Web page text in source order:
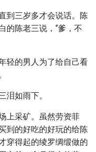
到三岁多才会说话。陈
的陈老三说，“爹，不
轻的男人为了给自己看
泪如雨下。
上采矿。虽然劳资菲
到的好吃的好玩的给陈
穿得起的绫罗绸缎做的